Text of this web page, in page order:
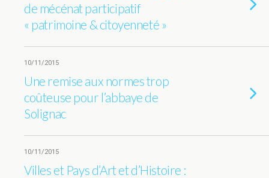
de mécénat participatif
« patrimoine & citoyenneté »
10/11/2015
Une remise aux normes trop
coûteuse pour l’abbaye de
Solignac
10/11/2015
Villes et Pays d’Art et d’Histoire :